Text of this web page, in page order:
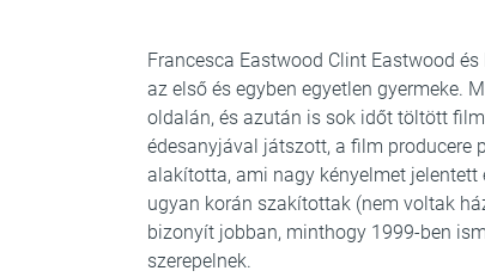
Francesca Eastwood Clint Eastwood
az első és egyben egyetlen gyermeke.
oldalán, és azután is sok időt töltött
édesanyjával játszott, a film producere
alakította, ami nagy kényelmet
ugyan korán szakítottak (nem voltak
bizonyít jobban, minthogy 1999-ben
szerepelnek.